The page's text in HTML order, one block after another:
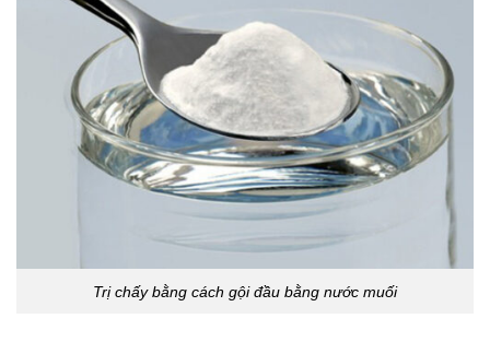
Trị chấy bằng cách gội đầu bằng nước muối